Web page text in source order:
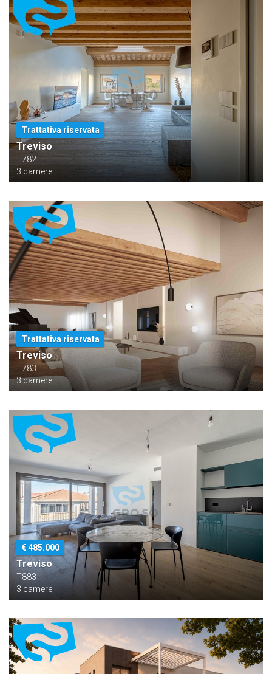
Trattativa riservata
Treviso
T782
3 camere
Trattativa riservata
Treviso
T783
3 camere
€ 485.000
Treviso
T883
3 camere